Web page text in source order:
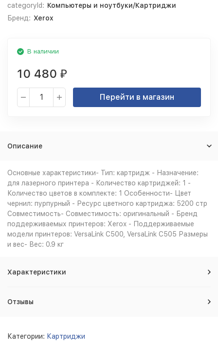
categoryId: Компьютеры и ноутбуки/Картриджи
Бренд: Xerox
В наличии
10 480 ₽
Перейти в магазин
Описание
Основные характеристики- Тип: картридж - Назначение:
для лазерного принтера - Количество картриджей: 1 -
Количество цветов в комплекте: 1 Особенности- Цвет
чернил: пурпурный - Ресурс цветного картриджа: 5200 стр
Совместимость- Совместимость: оригинальный - Бренд
поддерживаемых принтеров: Xerox - Поддерживаемые
модели принтеров: VersaLink C500, VersaLink C505 Размеры
и вес- Вес: 0.9 кг
Характеристики
Отзывы
Категории: Картриджи